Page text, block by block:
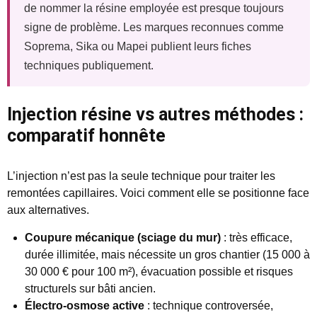
de nommer la résine employée est presque toujours
signe de problème. Les marques reconnues comme
Soprema, Sika ou Mapei publient leurs fiches
techniques publiquement.
Injection résine vs autres méthodes :
comparatif honnête
L’injection n’est pas la seule technique pour traiter les
remontées capillaires. Voici comment elle se positionne face
aux alternatives.
Coupure mécanique (sciage du mur) : très efficace,
durée illimitée, mais nécessite un gros chantier (15 000 à
30 000 € pour 100 m²), évacuation possible et risques
structurels sur bâti ancien.
Électro-osmose active : technique controversée,